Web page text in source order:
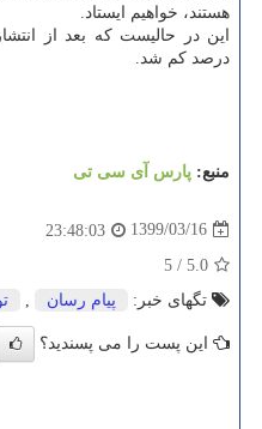
هستند، خواهیم ایستاد.
درصد کم شد.
منبع: پارس آی سی تی
1399/03/16
23:48:03
5.0
/
5
تگهای خبر:
پیام رسان
این پست را می پسندید؟